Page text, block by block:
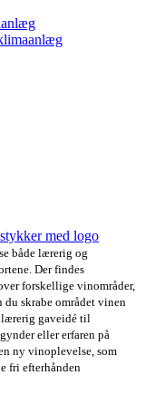
med logo
både lærerig og
Der findes
forskellige vinområder,
du skrabe området vinen
lærerig gaveidé til
eller erfaren på
ny vinoplevelse, som
fri efterhånden